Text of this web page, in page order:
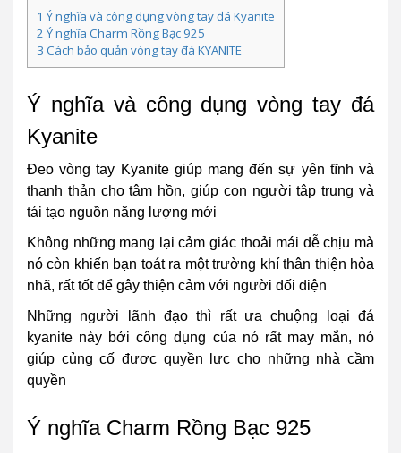
1 Ý nghĩa và công dụng vòng tay đá Kyanite
2 Ý nghĩa Charm Rồng Bạc 925
3 Cách bảo quản vòng tay đá KYANITE
Ý nghĩa và công dụng vòng tay đá
Kyanite
Đeo vòng tay Kyanite giúp mang đến sự yên tĩnh và
thanh thản cho tâm hồn, giúp con người tập trung và
tái tạo nguồn năng lượng mới
Không những mang lại cảm giác thoải mái dễ chịu mà
nó còn khiến bạn toát ra một trường khí thân thiện hòa
nhã, rất tốt để gây thiện cảm với người đối diện
Những người lãnh đạo thì rất ưa chuộng loại đá
kyanite này bởi công dụng của nó rất may mắn, nó
giúp củng cố đươc quyền lực cho những nhà cầm
quyền
Ý nghĩa Charm Rồng Bạc 925